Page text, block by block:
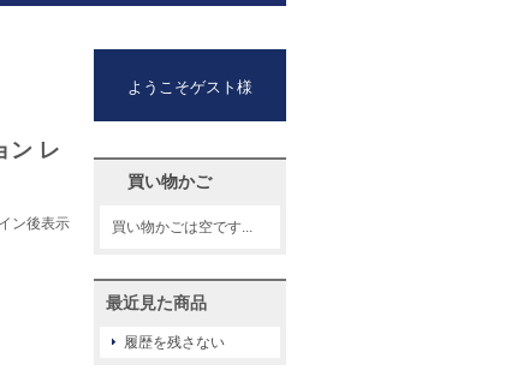
ン レ
ン後表示
ようこそゲスト様
買い物かご
買い物かごは空です...
最近見た商品
履歴を残さない